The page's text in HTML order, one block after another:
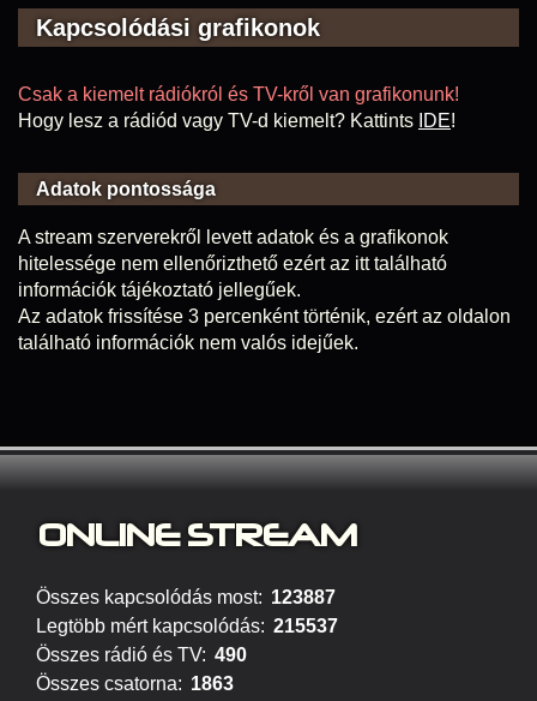
Kapcsolódási grafikonok
Csak a kiemelt rádiókról és TV-kről van grafikonunk!
Hogy lesz a rádiód vagy TV-d kiemelt? Kattints IDE!
Adatok pontossága
A stream szerverekről levett adatok és a grafikonok
hitelessége nem ellenőrizthető ezért az itt található
információk tájékoztató jellegűek.
Az adatok frissítése 3 percenként történik, ezért az oldalon
található információk nem valós idejűek.
ONLINE STREAM
Összes kapcsolódás most: 123887
Legtöbb mért kapcsolódás: 215537
Összes rádió és TV: 490
Összes csatorna: 1863